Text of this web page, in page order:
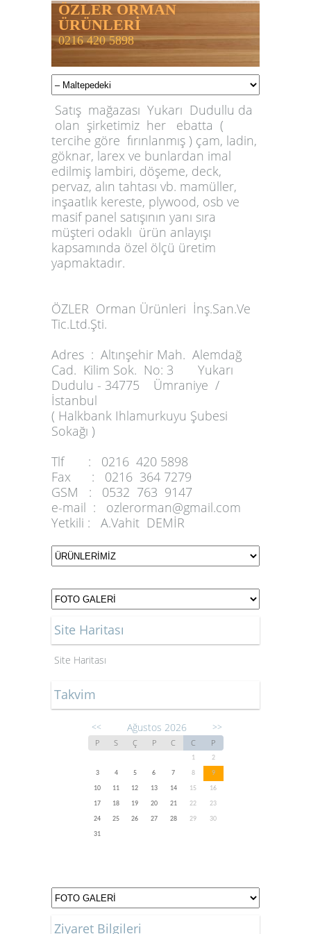
ÖZLER ORMAN
ÜRÜNLERİ
0216 420 5898
Satış mağazası Yukarı Dudullu da
olan şirketimiz her ebatta (
tercihe göre fırınlanmış ) çam, ladin,
göknar, larex ve bunlardan imal
edilmiş lambiri, döşeme, deck,
pervaz, alın tahtası vb. mamüller,
inşaatlık kereste, plywood, osb ve
masif panel satışının yanı sıra
müşteri odaklı ürün anlayışı
kapsamında özel ölçü üretim
yapmaktadır.
ÖZLER Orman Ürünleri İnş.San.Ve
Tic.Ltd.Şti.
Adres : Altınşehir Mah. Alemdağ
Cad. Kilim Sok. No: 3 Yukarı
Dudulu - 34775 Ümraniye /
İstanbul
( Halkbank Ihlamurkuyu Şubesi
Sokağı )
Tlf :
0216 420 5898
Fax :
0216 364 7279
GSM :
0532 763 9147
e-mail :
ozlerorman@gmail.com
Yetkili :
A.Vahit DEMİR
Site Haritası
Site Haritası
Takvim
<< Ağustos 2026 >>
P S Ç P C C P
1
2
3
4 5 6 7 8
9
10
11 12 13 14 15
16
17
18 19 20 21 22
23
24
25 26 27 28 29
30
31
Ziyaret Bilgileri